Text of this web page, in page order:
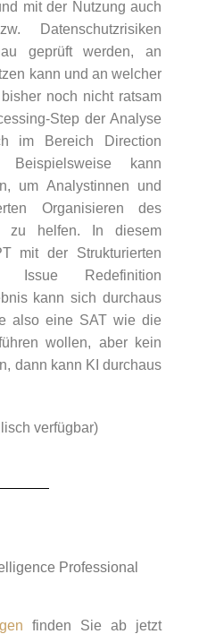
mit der Nutzung auch
Datenschutzrisiken
geprüft werden, an
kann und an welcher
noch nicht ratsam
Step der Analyse
im Bereich Direction
Beispielsweise kann
um Analystinnen und
Organisieren des
zu helfen. In diesem
mit der Strukturierten
Issue Redefinition
kann sich durchaus
also eine SAT wie die
wollen, aber kein
dann kann KI durchaus
verfügbar)
finden Sie ab jetzt